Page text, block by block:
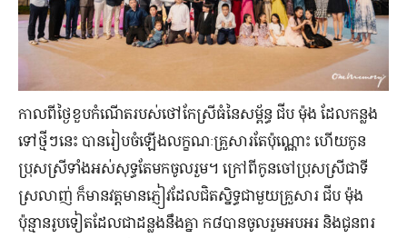
​កាលពី​ថ្ងៃ​ខួបកំណើត​របស់ថៅកែ​ស្រី​ធំ​នៃ​សម្ព័ន្ធ ជីប ម៉ុង ដែល​កន្លង​
ទៅ​ថ្មី​ៗ​នេះ បាន​រៀបចំឡើង​លក្ខណៈ​គ្រួសារ​តែ​ប៉ុណ្ណោះ ហើយ​កូន​
ប្រុសស្រីទាំងអស់​សុទ្ធតែ​មក​ចូលរួម។ ក្រៅពី​កូនចៅប្រុសស្រី​ជាទី
ស្រលាញ់ ក៏​មាន​វត្តមាន​ភ្ញៀវ​ដែល​ជិតស្និទ្ធជាមួយ​គ្រួសារ ជីប ម៉ុង
ប៉ុន្មាន​រូបទៀតដែលជា​ដន្លង​នឹង​គ្នា ក៨បាន​ចូលរួម​អបអរ និង​ជូនពរ​